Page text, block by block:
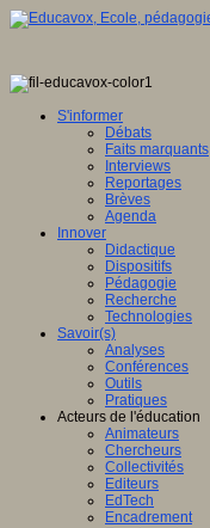
S'informer
Débats
Faits marquants
Interviews
Reportages
Brèves
Agenda
Innover
Didactique
Dispositifs
Pédagogie
Recherche
Technologies
Savoir(s)
Analyses
Conférences
Outils
Pratiques
Acteurs de l'éducation
Animateurs
Chercheurs
Collectivités
Editeurs
EdTech
Encadrement